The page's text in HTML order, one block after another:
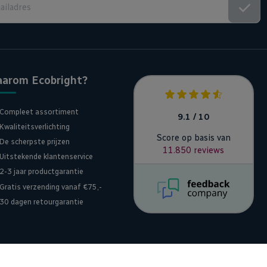
Ecobright?
Compleet assortiment
Kwaliteitsverlichting
De scherpste prijzen
Uitstekende klantenservice
2-3 jaar productgarantie
Gratis verzending vanaf €75,-
30 dagen retourgarantie
9.1 / 10
Score op basis van
11.850 reviews